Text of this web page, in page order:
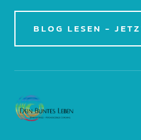
BLOG LESEN -